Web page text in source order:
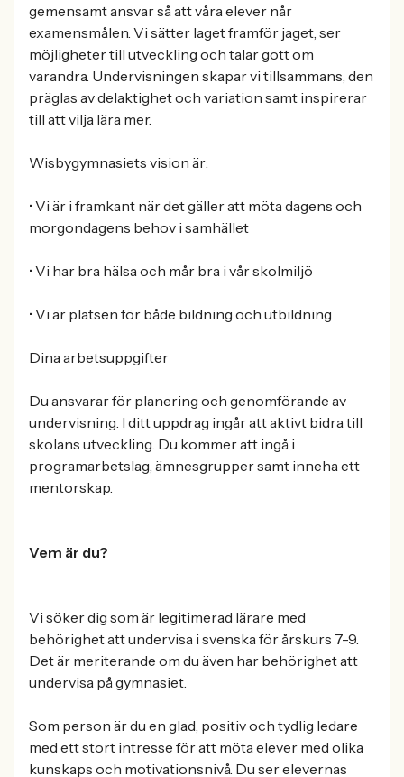
gemensamt ansvar så att våra elever når
examensmålen. Vi sätter laget framför jaget, ser
möjligheter till utveckling och talar gott om
varandra. Undervisningen skapar vi tillsammans, den
präglas av delaktighet och variation samt inspirerar
till att vilja lära mer.
Wisbygymnasiets vision är:
• Vi är i framkant när det gäller att möta dagens och
morgondagens behov i samhället
• Vi har bra hälsa och mår bra i vår skolmiljö
• Vi är platsen för både bildning och utbildning
Dina arbetsuppgifter
Du ansvarar för planering och genomförande av
undervisning. I ditt uppdrag ingår att aktivt bidra till
skolans utveckling. Du kommer att ingå i
programarbetslag, ämnesgrupper samt inneha ett
mentorskap.
Vem är du?
Vi söker dig som är legitimerad lärare med
behörighet att undervisa i svenska för årskurs 7-9.
Det är meriterande om du även har behörighet att
undervisa på gymnasiet.
Som person är du en glad, positiv och tydlig ledare
med ett stort intresse för att möta elever med olika
kunskaps och motivationsnivå. Du ser elevernas